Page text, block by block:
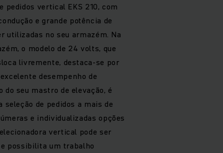
pedidos vertical EKS 210, com
e grande potência de
utilizadas no seu armazém. Na
o modelo de 24 volts, que
livremente, destaca-se por
desempenho de
do seu mastro de elevação, é
de pedidos a mais de
e individualizadas opções
vertical pode ser
possibilita um trabalho